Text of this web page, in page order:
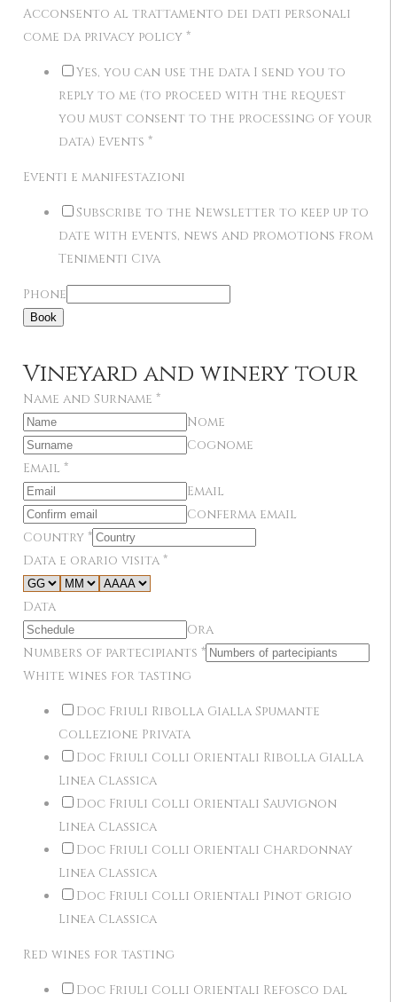
Acconsento al trattamento dei dati personali
come da privacy policy *
Yes, you can use the data I send you to
reply to me (to proceed with the request
you must consent to the processing of your
data) Events *
Eventi e manifestazioni
Subscribe to the Newsletter to keep up to
date with events, news and promotions from
Tenimenti Civa
Phone
Book
Vineyard and winery tour
Name and Surname *
Nome
Cognome
Email *
Email
Conferma email
Country *
Data e orario visita *
Data
Ora
Numbers of partecipiants *
White wines for tasting
Doc Friuli Ribolla Gialla Spumante
Collezione Privata
Doc Friuli Colli Orientali Ribolla Gialla
Linea Classica
Doc Friuli Colli Orientali Sauvignon
Linea Classica
Doc Friuli Colli Orientali Chardonnay
Linea Classica
Doc Friuli Colli Orientali Pinot grigio
Linea Classica
Red wines for tasting
Doc Friuli Colli Orientali Refosco dal